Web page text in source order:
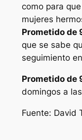
como para
mujeres
Prometido de
que se sabe
seguimiento
Prometido de
domingos a
Fuente: David